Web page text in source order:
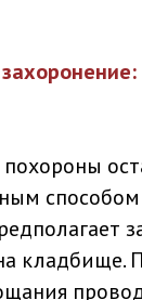
способом
кладбище.